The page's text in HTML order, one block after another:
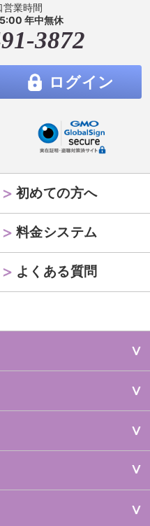
営業時間
年中無休
3872
ログイン
初めての方へ
料金システム
よくある質問